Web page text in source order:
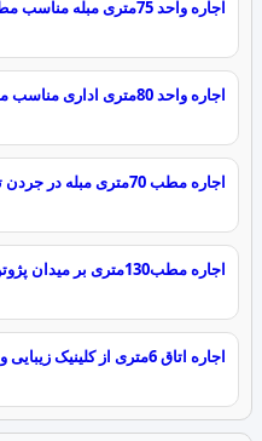
اجاره واحد 75متری مبله مناسب مطب در فاطمی غربی تهران
اجاره واحد 80متری اداری مناسب مطب در شهرک شریعتی تهران
اجاره مطب 70متری مبله در جردن تهران
اجاره مطب130متری بر میدان پژوتن در یافت‌آباد تهران
اجاره اتاق 6متری از کلینیک زیبایی واقع در جنت آباد جنوبی تهران